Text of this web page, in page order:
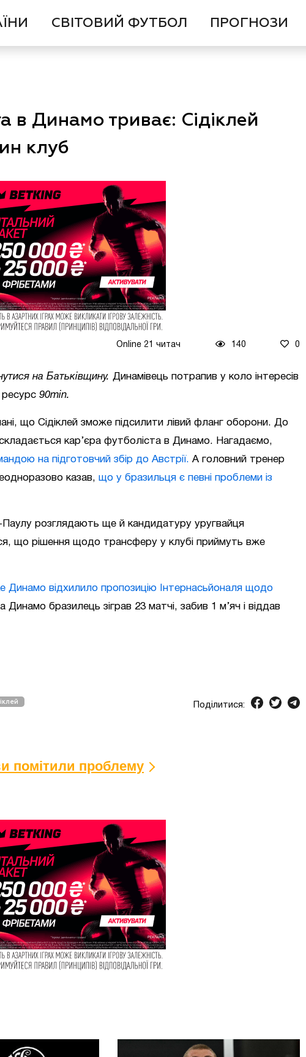
СВІТОВИЙ ФУТБОЛ ПРОГНОЗИ
в Динамо триває: Сідіклей
клуб
Online 21 читач 140 0
на Батьківщину. Динамівець потрапив у коло інтересів
90min.
що Сідіклей зможе підсилити лівий фланг оборони. До
кар’єра футболіста в Динамо. Нагадаємо,
на підготовчий збір до Австрії. А головний тренер
казав, що у бразильця є певні проблеми із
Паулу розглядають ще й кандидатуру уругвайця
що рішення щодо трансферу у клубі приймуть вже
Динамо відхилило пропозицію Інтернасьйоналя щодо
Динамо бразилець зіграв 23 матчі, забив 1 м’яч і віддав
Поділитися:
помітили проблему